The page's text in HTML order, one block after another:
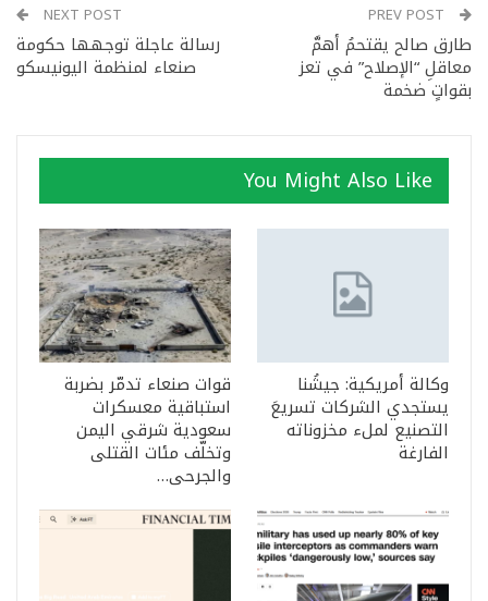
طارق صالح يقتحمُ أهمَّ
معاقلِ “الإصلاح” في تعز
بقواتٍ ضخمة
NEXT POST
رسالة عاجلة توجهها حكومة
صنعاء لمنظمة اليونيسكو
You Might Also Like
وكالة أمريكية: جيشُنا
يستجدي الشركات تسريعَ
التصنيع لملء مخزوناته
الفارغة
قوات صنعاء تدمّر بضربة
استباقية معسكرات
سعودية شرقي اليمن
وتخلّف مئات القتلى
والجرحى…